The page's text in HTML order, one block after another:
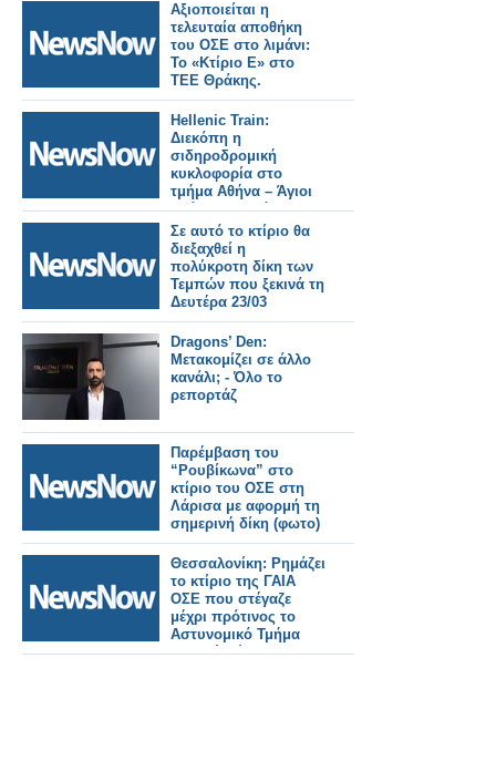
Αξιοποιείται η
τελευταία αποθήκη
του ΟΣΕ στο λιμάνι:
Το «Κτίριο Ε» στο
ΤΕΕ Θράκης.
Hellenic Train:
Διεκόπη η
σιδηροδρομική
κυκλοφορία στο
τμήμα Αθήνα – Άγιοι
Ανάργυροι, λόγω
πυρκαγιάς που
εκδηλώθηκε σε κτίριο
πλησίον της γραμμής.
Σε αυτό το κτίριο θα
διεξαχθεί η
πολύκροτη δίκη των
Τεμπών που ξεκινά τη
Δευτέρα 23/03
Dragons’ Den:
Μετακομίζει σε άλλο
κανάλι; - Όλο το
ρεπορτάζ
Παρέμβαση του
“Ρουβίκωνα” στο
κτίριο του ΟΣΕ στη
Λάρισα με αφορμή τη
σημερινή δίκη (φωτο)
Θεσσαλονίκη: Ρημάζει
το κτίριο της ΓΑΙΑ
ΟΣΕ που στέγαζε
μέχρι πρότινος το
Αστυνομικό Τμήμα
Λευκού Πύργου -